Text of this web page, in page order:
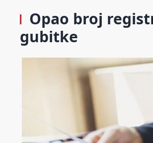
Opao broj
gubitke